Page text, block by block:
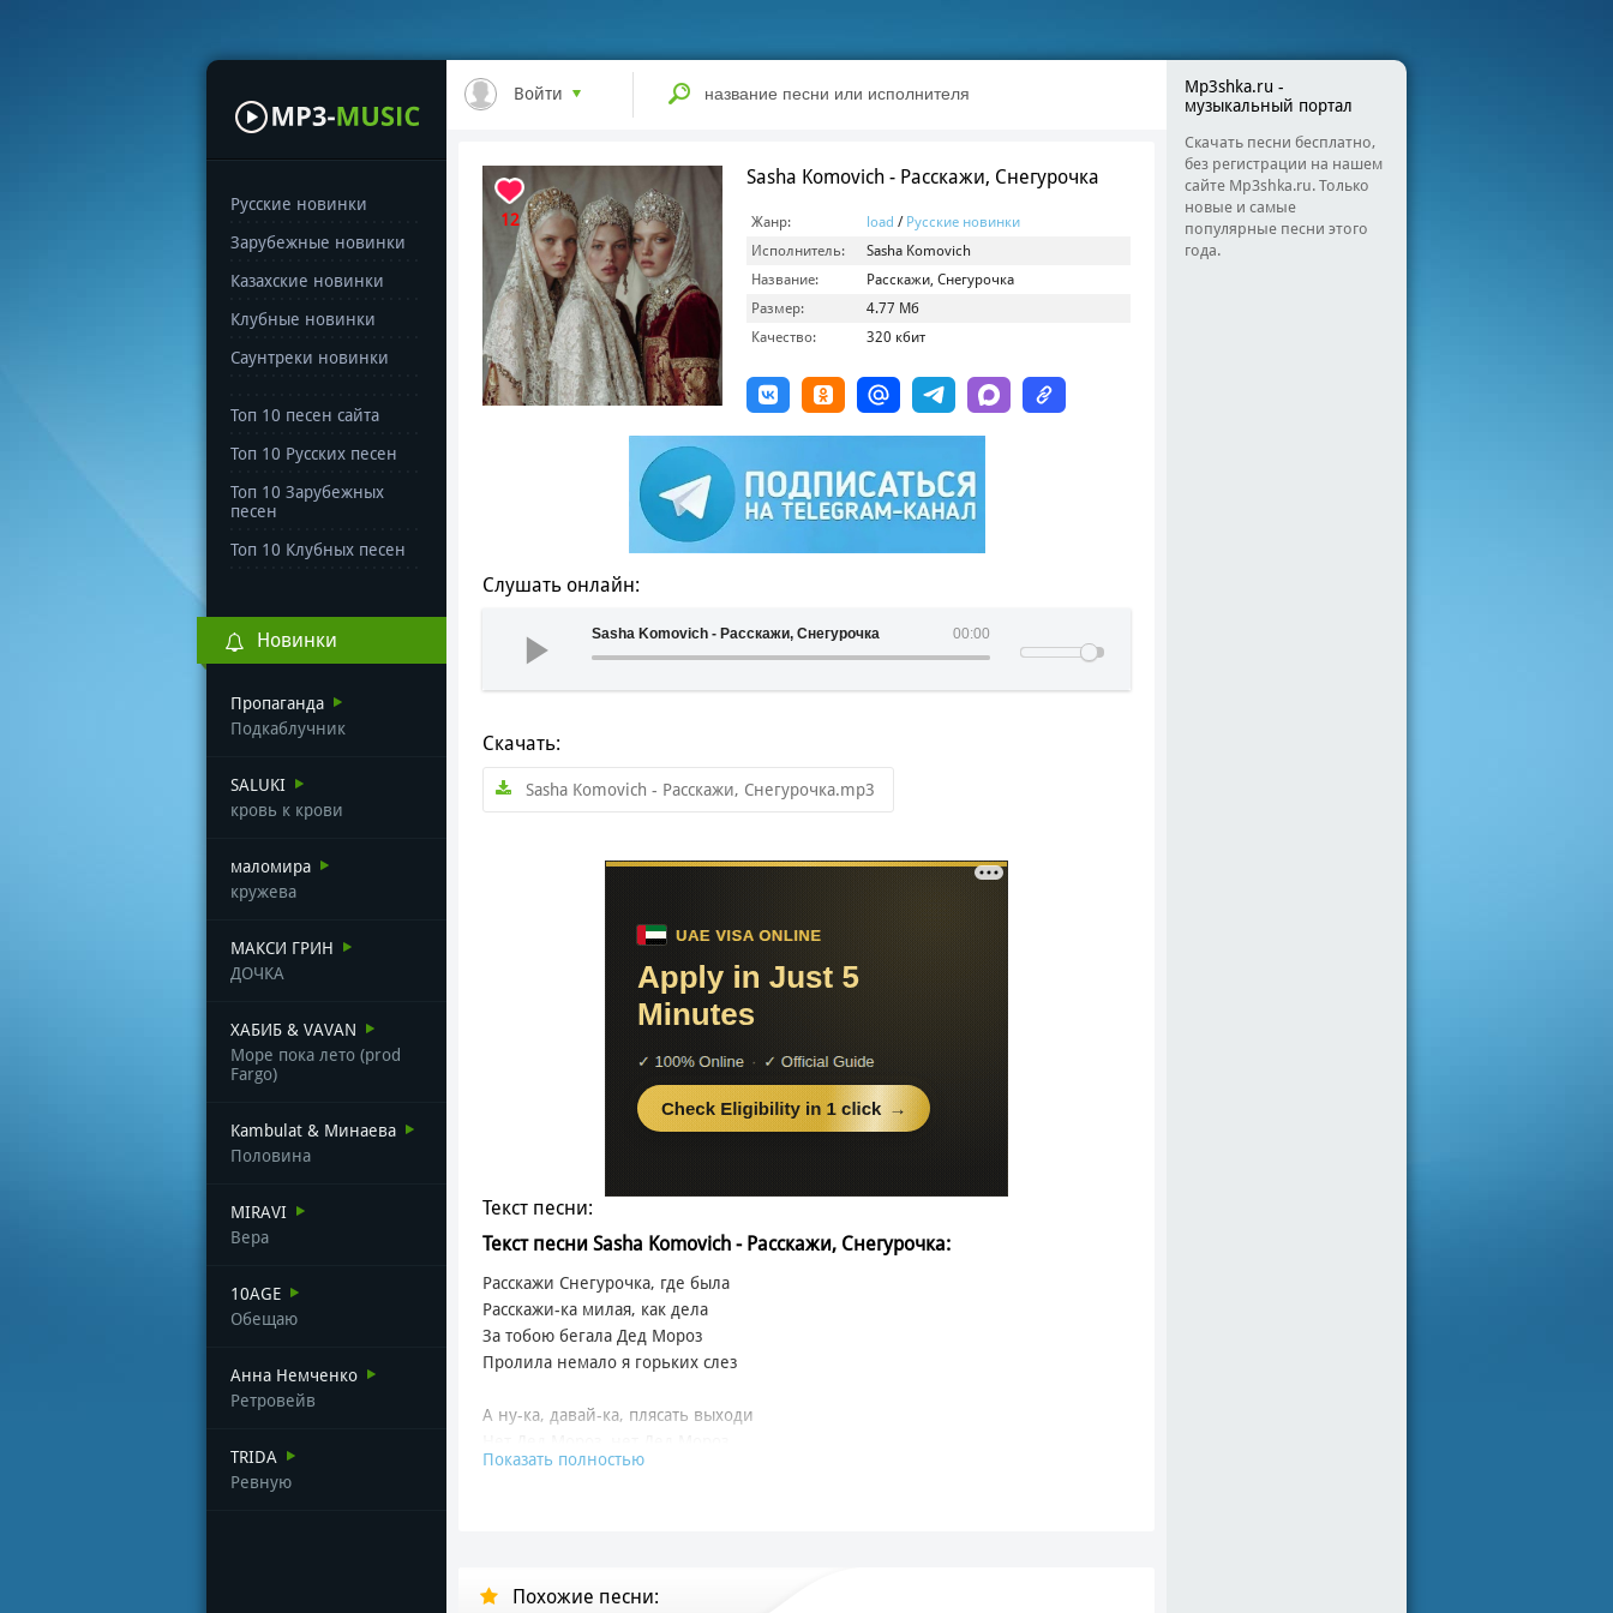
Русские новинки
Зарубежные новинки
Казахские новинки
Клубные новинки
Саунтреки новинки
Топ 10 песен сайта
Топ 10 Русских песен
Топ 10 Зарубежных
песен
Топ 10 Клубных песен
Новинки
Пропаганда
Подкаблучник
SALUKI
кровь к крови
маломира
кружева
МАКСИ ГРИН
ДОЧКА
ХАБИБ & VAVAN
Море пока лето (prod
Fargo)
Kambulat & Минаева
Половина
MIRAVI
Вера
10AGE
Обещаю
Анна Немченко
Ретровейв
TRIDA
Ревную
Войти
12
Sasha Komovich - Расскажи, Снегурочка
Жанр: load / Русские новинки
Исполнитель:
Sasha Komovich
Название:
Расскажи, Снегурочка
Размер:
4.77 Мб
Качество:
320 кбит
Слушать онлайн:
00:00
Sasha Komovich - Расскажи, Снегурочка
Скачать:
Sasha Komovich - Расскажи, Снегурочка.mp3
Текст песни:
Текст песни Sasha Komovich - Расскажи, Снегурочка:
Расскажи Снегурочка, где была
Расскажи-ка милая, как дела
За тобою бегала Дед Мороз
Пролила немало я горьких слез
А ну-ка, давай-ка, плясать выходи
Нет Дед Мороз, погоди
Лучший мой подарочек - это ты
Показать полностью
Похожие песни:
Mp3shka.ru -
музыкальный портал
Скачать песни бесплатно,
без регистрации на нашем
сайте Mp3shka.ru. Только
новые и самые
популярные песни этого
года.